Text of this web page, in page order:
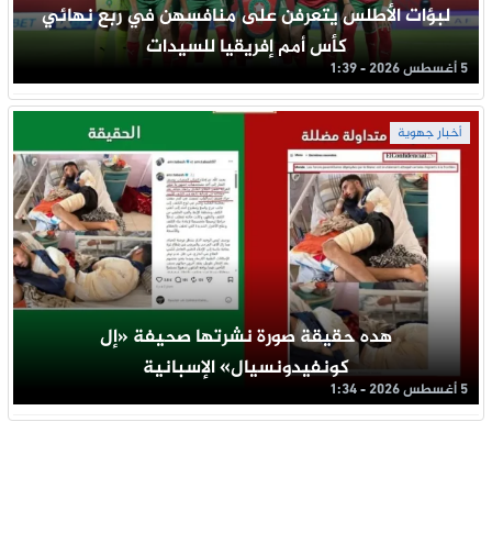
لبؤات الأطلس يتعرفن على منافسهن في ربع نهائي
كأس أمم إفريقيا للسيدات
5 أغسطس 2026 - 1:39
أخبار جهوية
هده حقيقة صورة نشرتها صحيفة «إل
كونفيدونسيال» الإسبانية
5 أغسطس 2026 - 1:34